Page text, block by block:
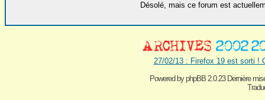
Désolé, mais ce forum est
27/02/13 : Firefox 19 est sorti !
Powered byphpBB 2.0.23 Dernière